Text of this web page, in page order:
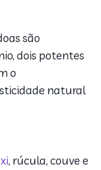
são
dois potentes
o
natural
, rúcula, couve e